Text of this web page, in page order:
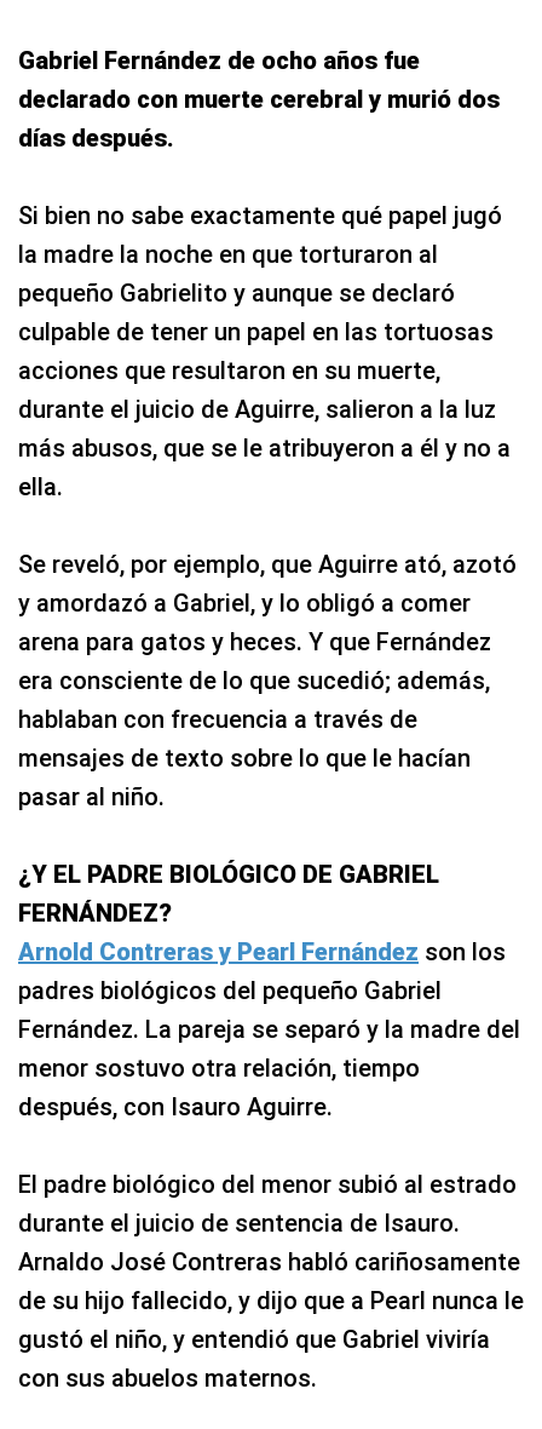
Gabriel Fernández de ocho años fue
declarado con muerte cerebral y murió dos
días después.
Si bien no sabe exactamente qué papel jugó
la madre la noche en que torturaron al
pequeño Gabrielito y aunque se declaró
culpable de tener un papel en las tortuosas
acciones que resultaron en su muerte,
durante el juicio de Aguirre, salieron a la luz
más abusos, que se le atribuyeron a él y no a
ella.
Se reveló, por ejemplo, que Aguirre ató, azotó
y amordazó a Gabriel, y lo obligó a comer
arena para gatos y heces. Y que Fernández
era consciente de lo que sucedió; además,
hablaban con frecuencia a través de
mensajes de texto sobre lo que le hacían
pasar al niño.
¿Y EL PADRE BIOLÓGICO DE GABRIEL
FERNÁNDEZ?
Arnold Contreras y Pearl Fernández son los
padres biológicos del pequeño Gabriel
Fernández. La pareja se separó y la madre del
menor sostuvo otra relación, tiempo
después, con Isauro Aguirre.
El padre biológico del menor subió al estrado
durante el juicio de sentencia de Isauro.
Arnaldo José Contreras habló cariñosamente
de su hijo fallecido, y dijo que a Pearl nunca le
gustó el niño, y entendió que Gabriel viviría
con sus abuelos maternos.